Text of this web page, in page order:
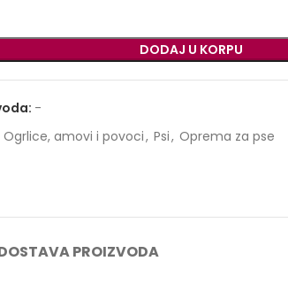
DODAJ U KORPU
-
Ogrlice, amovi i povoci, Psi, Oprema za pse
PROIZVODA